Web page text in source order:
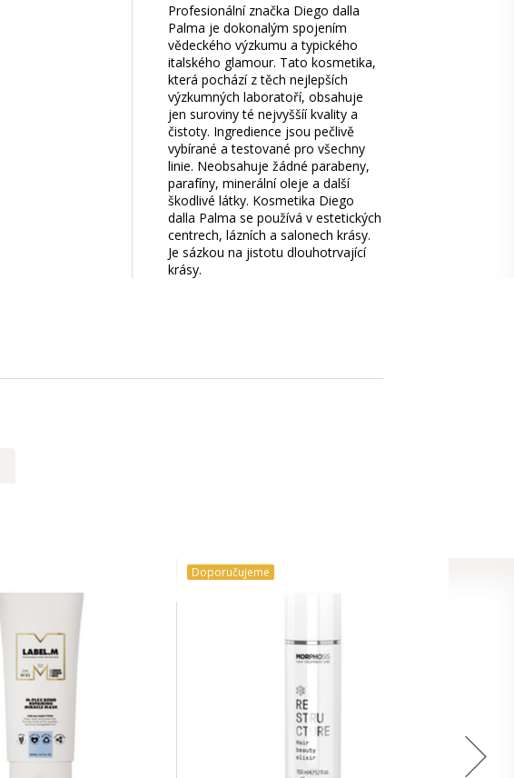
Profesionální značka Diego dalla
Palma je dokonalým spojením
vědeckého výzkumu a typického
italského glamour. Tato kosmetika,
která pochází z těch nejlepších
výzkumných laboratoří, obsahuje
jen suroviny té nejvyššíí kvality a
čistoty. Ingredience jsou pečlivě
vybírané a testované pro všechny
linie. Neobsahuje žádné parabeny,
parafíny, minerální oleje a další
škodlivé látky. Kosmetika Diego
dalla Palma se používá v estetických
centrech, lázních a salonech krásy.
Je sázkou na jistotu dlouhotrvající
krásy.
Doporučujeme